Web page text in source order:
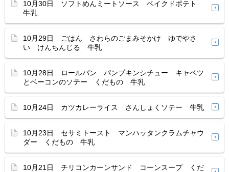
10月30日 ソフトめんミートソース ベイクドポテト
牛乳
10月29日 ごはん さわらのごまみそかけ ゆでやさ
い けんちんじる 牛乳
10月28日 ロールパン パンプキンシチュー キャベツ
とベーコンのソテー くだもの 牛乳
10月24日 カツカレーライス さんしょくソテー 牛乳
10月23日 セサミトースト マンハッタンクラムチャウ
ダー くだもの 牛乳
10月21日 チリコンカーンサンド コーンスープ くだ